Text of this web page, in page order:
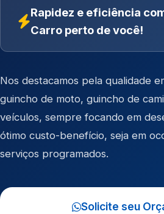
Rapidez e eficiência
Carro perto de você!
Nos destacamos pela qualidade
guincho de moto, guincho de
veículos, sempre focando em
ótimo custo-benefício, seja em
serviços programados.
Solicite seu